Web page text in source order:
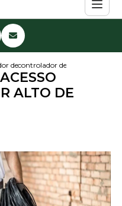
de acesso noturno
controlador de acesso
ALTO DE